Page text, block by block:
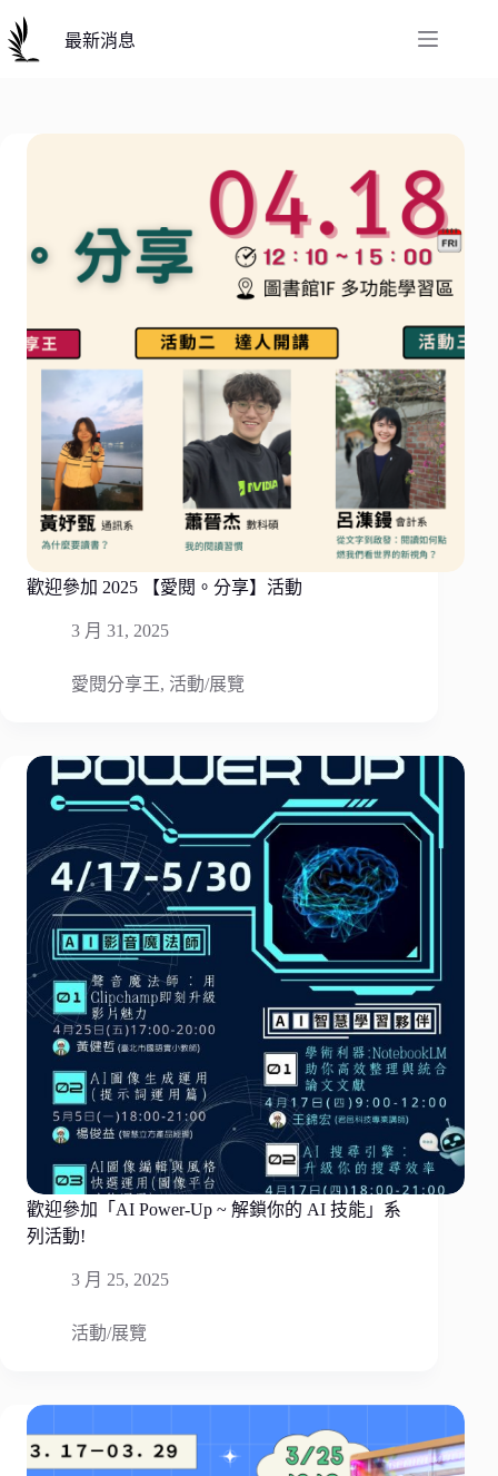
至
主
最新消息
歡迎參加 2025 【愛閱。分享】活動
3 月 31, 2025
愛閱分享王, 活動/展覽
歡迎參加「AI Power-Up ~ 解鎖你的 AI 技能」系
列活動!
3 月 25, 2025
活動/展覽